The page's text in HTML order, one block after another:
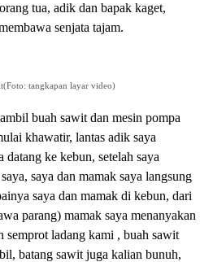
tua, adik dan bapak kaget,
senjata tajam.
tangkapan layar video)
buah sawit dan mesin pompa
khawatir, lantas adik saya
datang ke kebun, setelah saya
saya dan mamak saya langsung
saya dan mamak di kebun, dari
parang) mamak saya menanyakan
semprot ladang kami , buah sawit
batang sawit juga kalian bunuh,